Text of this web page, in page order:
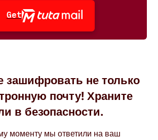
Get
не только
почту! Храните
в безопасности.
моменту мы ответили на ваш